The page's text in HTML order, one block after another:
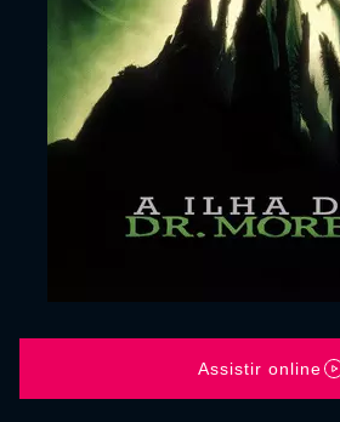
Assistir online